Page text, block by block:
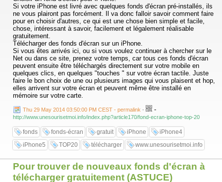
Si votre iPhone est livré avec quelques fonds d'écran pré-installés, ils
ne vous plairont pas forcément. Il va donc falloir savoir comment faire
pour en choisir d'autres, ce qui est une chose bien simple et facile,
chose, intéressant à savoir, facilement et légalement réalisable
gratuitement.
Télécharger des fonds d'écran sur un iPhone.
Si vous êtes arrivés ici, ou si vous voulez continuer à chercher sur le
Net ou dans ce site, prenez votre temps, car tous ces fonds d'écran
peuvent ensuite être téléchargés directement sur votre mobile en
quelques clics, en quelques "touches " sur votre écran tactile. Juste
faire le bon choix de une ou plusieurs images qui vous plaisent et hop,
elles arrivent sur votre écran et peuvent même être installé en
mémoire sur votre carte.
Thu 29 May 2014 03:50:00 PM CEST - permalink - -
http://www.unesourisetmoi.info/index.php?article170/fond-ecran-iphone-top-20
fonds fonds-écran gratuit iPhone
iPhone4
iPhone5
TOP20 télécharger www.unesourisetmoi.info
Pour trouver de nouveaux fonds d'écran à
télécharger gratuitement (ASTUCE)